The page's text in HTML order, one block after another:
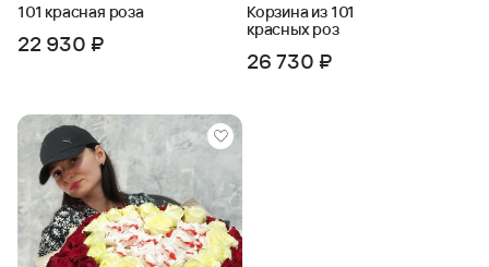
101 красная роза
22 930 ₽
Корзина из 101
красных роз
26 730 ₽